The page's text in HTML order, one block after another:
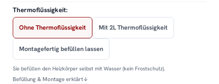
Thermoflüssigkeit:
Ohne Thermoflüssigkeit Mit 2L Thermoflüssigkeit
Montagefertig befüllen lassen
Sie befüllen den Heizkörper selbst mit Wasser (kein Frostschutz).
Befüllung & Montage erklärt↓